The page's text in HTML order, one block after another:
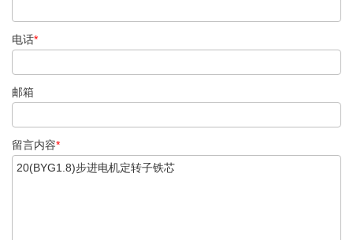
电话*
邮箱
留言内容*